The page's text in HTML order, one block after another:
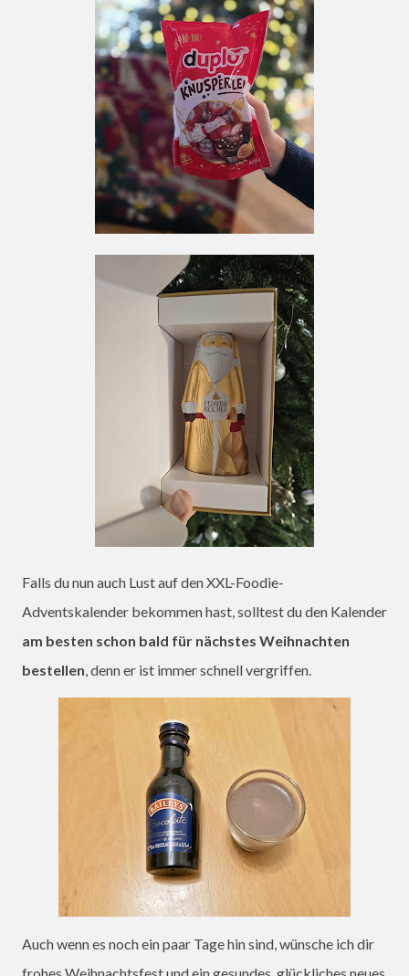
Falls du nun auch Lust auf den XXL-Foodie-
Adventskalender bekommen hast, solltest du den Kalender
am besten schon bald für nächstes Weihnachten
bestellen, denn er ist immer schnell vergriffen.
Auch wenn es noch ein paar Tage hin sind, wünsche ich dir